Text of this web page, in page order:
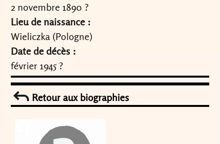
2 novembre 1890 ?
Lieu de naissance :
Wieliczka (Pologne)
Date de décès :
février 1945 ?
Retour aux biographies